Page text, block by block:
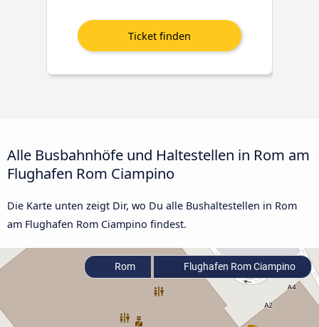
Alle Busbahnhöfe und Haltestellen in Rom am
Flughafen Rom Ciampino
Die Karte unten zeigt Dir, wo Du alle Bushaltestellen in Rom
am Flughafen Rom Ciampino findest.
Rom Flughafen Rom Ciampino